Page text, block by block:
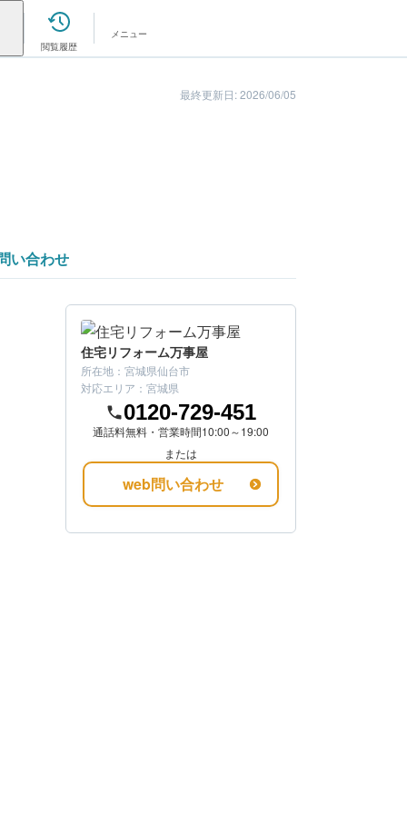
閲覧履歴
メニュー
最終更新日: 2026/06/05
い合わせ
まずは金額を確認してみましょう
金額を知る
住宅リフォーム万事屋
所在地： 宮城県仙台市
対応エリア： 宮城県
0120-729-451
通話料無料・営業時間10:00～19:00
または
web問い合わせ